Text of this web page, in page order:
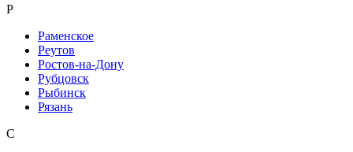
Р
Раменское
Реутов
Ростов-на-Дону
Рубцовск
Рыбинск
Рязань
С